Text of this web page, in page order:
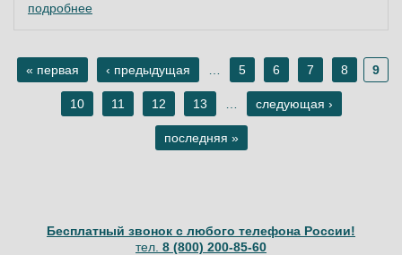
подробнее
Страницы
« первая ‹ предыдущая 5 6 7 8 9
10 11 12 13 следующая ›
последняя »
Бесплатный звонок с любого телефона России!
тел. 8 (800) 200-85-60